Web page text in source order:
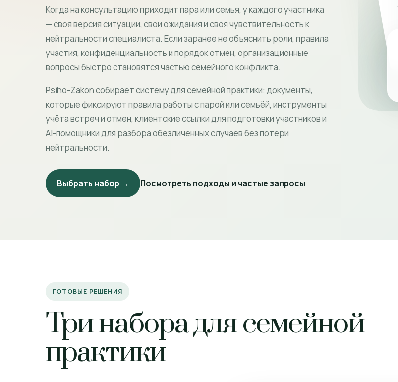
Когда на консультацию приходит пара или семья, у каждого участника
— своя версия ситуации, свои ожидания и своя чувствительность к
нейтральности специалиста. Если заранее не объяснить роли, правила
участия, конфиденциальность и порядок отмен, организационные
вопросы быстро становятся частью семейного конфликта.
Psiho-Zakon собирает систему для семейной практики: документы,
которые фиксируют правила работы с парой или семьёй, инструменты
учёта встреч и отмен, клиентские ссылки для подготовки участников и
AI-помощники для разбора обезличенных случаев без потери
нейтральности.
Выбрать набор → Посмотреть подходы и частые запросы
ГОТОВЫЕ РЕШЕНИЯ
Три набора для семейной
практики